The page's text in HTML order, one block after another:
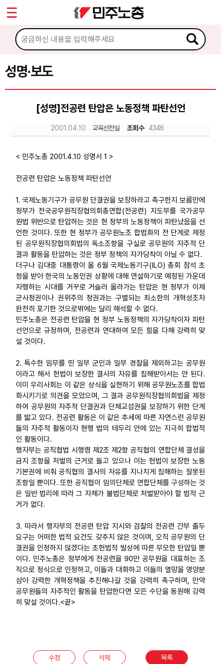
성명·보도
[성명]전공련 탄압은 노동정책 파탄선언
2001.04.10 교육선전실 조회수 4346
< 민주노총 2001.4.10 성명서 1 >
전공련 탄압은 노동정책 파탄선언
1. 국제노동기구가 공무원 단결권을 보장하라고 촉구한지 보름만에
정부가 전국공무원직장협의회총연합(전공련) 지도부를 국가공무
원법 위반으로 탄압하는 것은 현 정부의 노동정책이 파탄났음을 선
언한 것이다. 또한 현 정부가 공무원노조 합법화의 전 단계로 제정
된 공무원직장협의회법의 독소조항을 구실로 공무원의 자주적 단
결과 활동을 탄압하는 것은 정부 정책의 자가당착이 아닐 수 없다.
더구나 김대중 대통령이 올 6월 국제노동기구(ILO) 총회 참석 초
청을 받아 한국의 노동인권 상황에 대해 연설하기로 예정된 가운데
자행하는 시대를 거꾸로 거슬러 올라가는 탄압은 현 정부가 이제
군사정권이나 권위주의 정권과는 구별되는 최소한의 개혁성조차
완전히 포기한 것으로밖에는 달리 해석할 수 없다.
민주노총은 전공련 탄압을 현 정부 노동정책의 자가당착이자 파탄
선언으로 규정하며, 전공련과 연대하여 모든 힘을 다해 강력히 맞
설 것이다.
2. 특수한 임무를 띤 일부 군인과 일부 경찰을 제외하고는 공무원
이라고 해서 헌법이 보장한 결사의 자유를 침해받아서는 안 된다.
이미 우리사회는 이 같은 상식을 실현하기 위해 공무원노조를 합법
화시키기로 의견을 모았으며, 그 결과 공무원직장협의회법을 제정
하여 공무원의 자주적 단결권과 단체교섭권을 보장하기 위한 단계
를 밟고 있다. 전공련 활동은 이 같은 추세에 따른 자연스런 공무원
들의 자주적 활동이자 현행 법의 테두리 안에 있는 지극히 합법적
인 활동이다.
행자부는 공직협법 시행령 제2조 제2항 공직협의 연합단체 결성을
금지 조항을 처벌의 근거로 들고 있으나 이는 헌법이 보장한 노동
기본권에 비춰 공직협의 결사의 자유를 지나치게 침해하는 잘못된
조항일 뿐이다. 또한 공직협이 임의단체로 연합단체를 구성하는 것
은 일반 법리에 따라 그 자체가 불법단체로 처벌받아야 할 법적 근
거가 없다.
3. 따라서 행자부의 전공련 탄압 지시와 검찰의 전공련 간부 출두
요구는 어떠한 법적 요건도 갖추지 않은 것이며, 오직 공무원의 단
결권을 인정하지 않겠다는 초헌법적 발상에 따른 무모한 탄압일 뿐
이다. 민주노총은 정부에게 전공련을 90만 공무원을 대표하는 조
직으로 정식으로 인정하고, 이들과 대화하고 이들의 열망을 영양분
삼아 강력한 개혁정책을 추진해나갈 것을 강력히 촉구하며, 만약
공무원들의 자주적인 활동을 탄압한다면 모든 수단을 동원해 강력
히 맞설 것이다.<끝>
수정 삭제 목록
마이페이지
소개
소식
공지사항
성명·보도
노동상담
부설기관
업무
Sketchbook5, 스케치북5
Sketchbook5, 스케치북5